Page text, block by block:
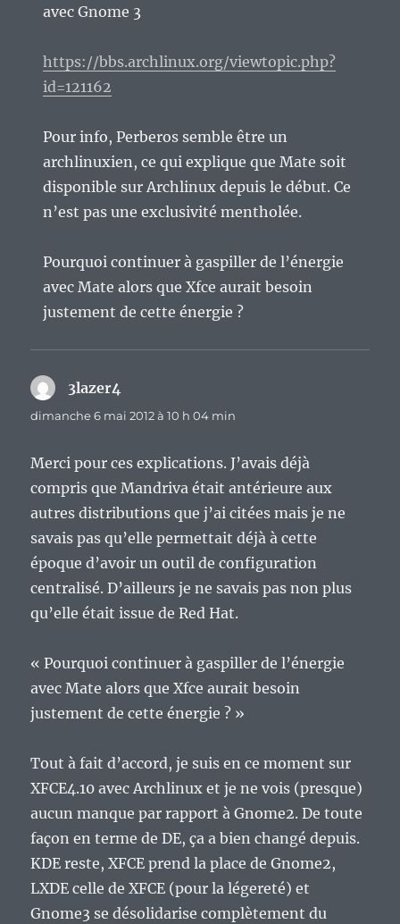
avec Gnome 3
https://bbs.archlinux.org/viewtopic.php?
id=121162
Pour info, Perberos semble être un
archlinuxien, ce qui explique que Mate soit
disponible sur Archlinux depuis le début. Ce
n’est pas une exclusivité mentholée.
Pourquoi continuer à gaspiller de l’énergie
avec Mate alors que Xfce aurait besoin
justement de cette énergie ?
3lazer4
dimanche 6 mai 2012 à 10 h 04 min
Merci pour ces explications. J’avais déjà
compris que Mandriva était antérieure aux
autres distributions que j’ai citées mais je ne
savais pas qu’elle permettait déjà à cette
époque d’avoir un outil de configuration
centralisé. D’ailleurs je ne savais pas non plus
qu’elle était issue de Red Hat.
« Pourquoi continuer à gaspiller de l’énergie
avec Mate alors que Xfce aurait besoin
justement de cette énergie ? »
Tout à fait d’accord, je suis en ce moment sur
XFCE4.10 avec Archlinux et je ne vois (presque)
aucun manque par rapport à Gnome2. De toute
façon en terme de DE, ça a bien changé depuis.
KDE reste, XFCE prend la place de Gnome2,
LXDE celle de XFCE (pour la légereté) et
Gnome3 se désolidarise complètement du